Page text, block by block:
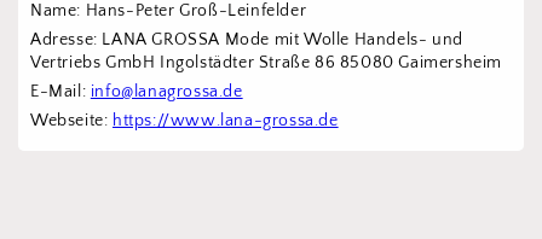
Name: Hans-Peter Groß-Leinfelder
Adresse: LANA GROSSA Mode mit Wolle Handels- und
Vertriebs GmbH Ingolstädter Straße 86 85080 Gaimersheim
E-Mail: info@lanagrossa.de
Webseite: https://www.lana-grossa.de